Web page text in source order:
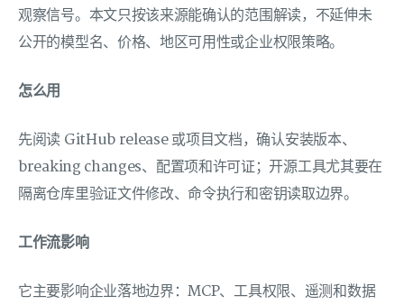
观察信号。本文只按该来源能确认的范围解读，不延伸未
公开的模型名、价格、地区可用性或企业权限策略。
怎么用
先阅读 GitHub release 或项目文档，确认安装版本、
breaking changes、配置项和许可证；开源工具尤其要在
隔离仓库里验证文件修改、命令执行和密钥读取边界。
工作流影响
它主要影响企业落地边界：MCP、工具权限、遥测和数据